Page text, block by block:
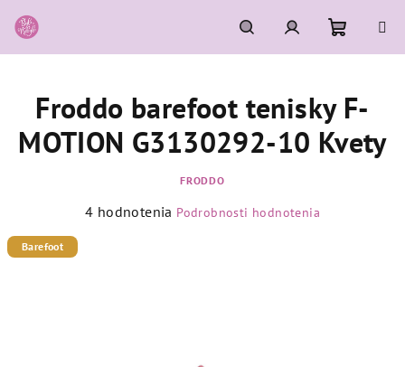
na
obsah
HľadaťPrihlásenie
košík
Froddo barefoot tenisky F-
MOTION G3130292-10 Kvety
FRODDO
Priemerné
4 hodnotenia Podrobnosti hodnotenia
Barefoot